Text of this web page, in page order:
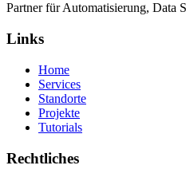
Partner für Automatisierung, Data
Links
Home
Services
Standorte
Projekte
Tutorials
Rechtliches